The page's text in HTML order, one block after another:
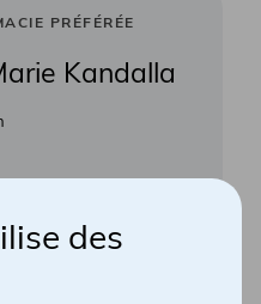
des
PRÉFÉRÉE
Kandalla
aventure qui
bas !